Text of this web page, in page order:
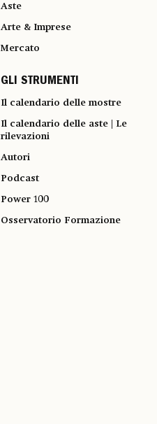
Aste
Arte & Imprese
Mercato
GLI STRUMENTI
Il calendario delle mostre
Il calendario delle aste | Le
rilevazioni
Autori
Podcast
Power 100
Osservatorio Formazione